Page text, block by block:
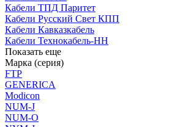
Кабели ТПД Паритет
Кабели Русский Свет КПП
Кабели Кавказкабель
Кабели Технокабель-НН
Показать еще
Марка (серия)
FTP
GENERICA
Modicon
NUM-J
NUM-O